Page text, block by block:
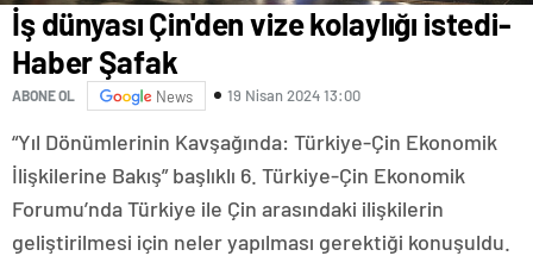
İş dünyası Çin'den vize kolaylığı istedi-
Haber Şafak
ABONE OL News 19 Nisan 2024 13:00
“Yıl Dönümlerinin Kavşağında: Türkiye-Çin Ekonomik
İlişkilerine Bakış” başlıklı 6. Türkiye-Çin Ekonomik
Forumu’nda Türkiye ile Çin arasındaki ilişkilerin
geliştirilmesi için neler yapılması gerektiği konuşuldu.